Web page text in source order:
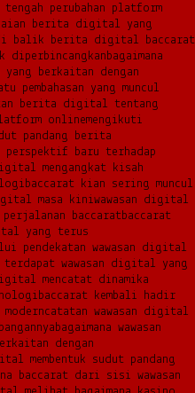
perubahan platform
berita digital yang
balik berita digital baccarat
diperbincangkan bagaimana
berkaitan dengan
pembahasan yang muncul
berita digital tentang
onlinemengikuti
pandang berita
baru terhadap
mengangkat kisah
baccarat kian sering muncul
masa kiniwawasan digital
perjalanan baccaratbaccarat
yang terus
pendekatan wawasan digital
wawasan digital yang
mencatat dinamika
baccarat kembali hadir
catatan wawasan digital
bagaimana wawasan
dengan
membentuk sudut pandang
baccarat dari sisi wawasan